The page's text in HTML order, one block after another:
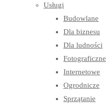
Usługi
Budowlane
Dla biznesu
Dla ludności
Fotograficzne
Internetowe
Ogrodnicze
Sprzątanie